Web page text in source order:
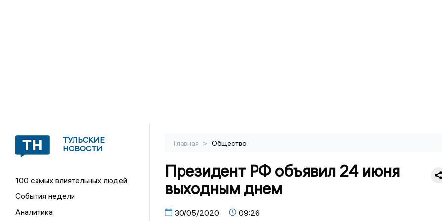
ТУЛЬСКИЕ
НОВОСТИ
100 самых влиятельных людей
События недели
Аналитика
Главная > Общество
Президент РФ объявил 24 июня
выходным днем
30/05/2020 09:26